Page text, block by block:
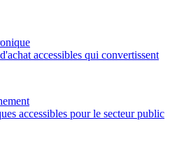
accessibles qui convertissent
accessibles pour le secteur public